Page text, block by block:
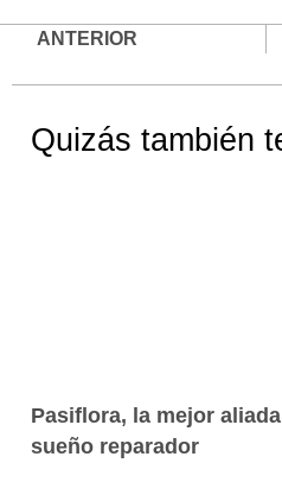
ANTERIOR
Quizás también
Pasiflora, la mejor
sueño reparador